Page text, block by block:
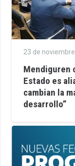
23 de
Mendiguren
Estado es
cambian la
desarrollo”